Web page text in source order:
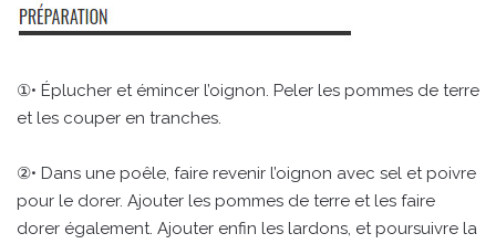
①• Éplucher et émincer l’oignon. Peler les pommes de terre
et les couper en tranches.
②• Dans une poêle, faire revenir l’oignon avec sel et poivre
pour le dorer. Ajouter les pommes de terre et les faire
dorer également. Ajouter enfin les lardons, et poursuivre la